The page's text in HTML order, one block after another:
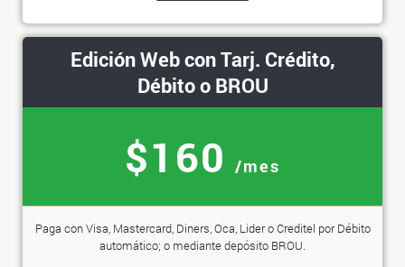
Edición Web con Tarj. Crédito,
Débito o BROU
$160 /mes
Paga con Visa, Mastercard, Diners, Oca, Lider o Creditel por Débito
automático; o mediante depósito BROU.